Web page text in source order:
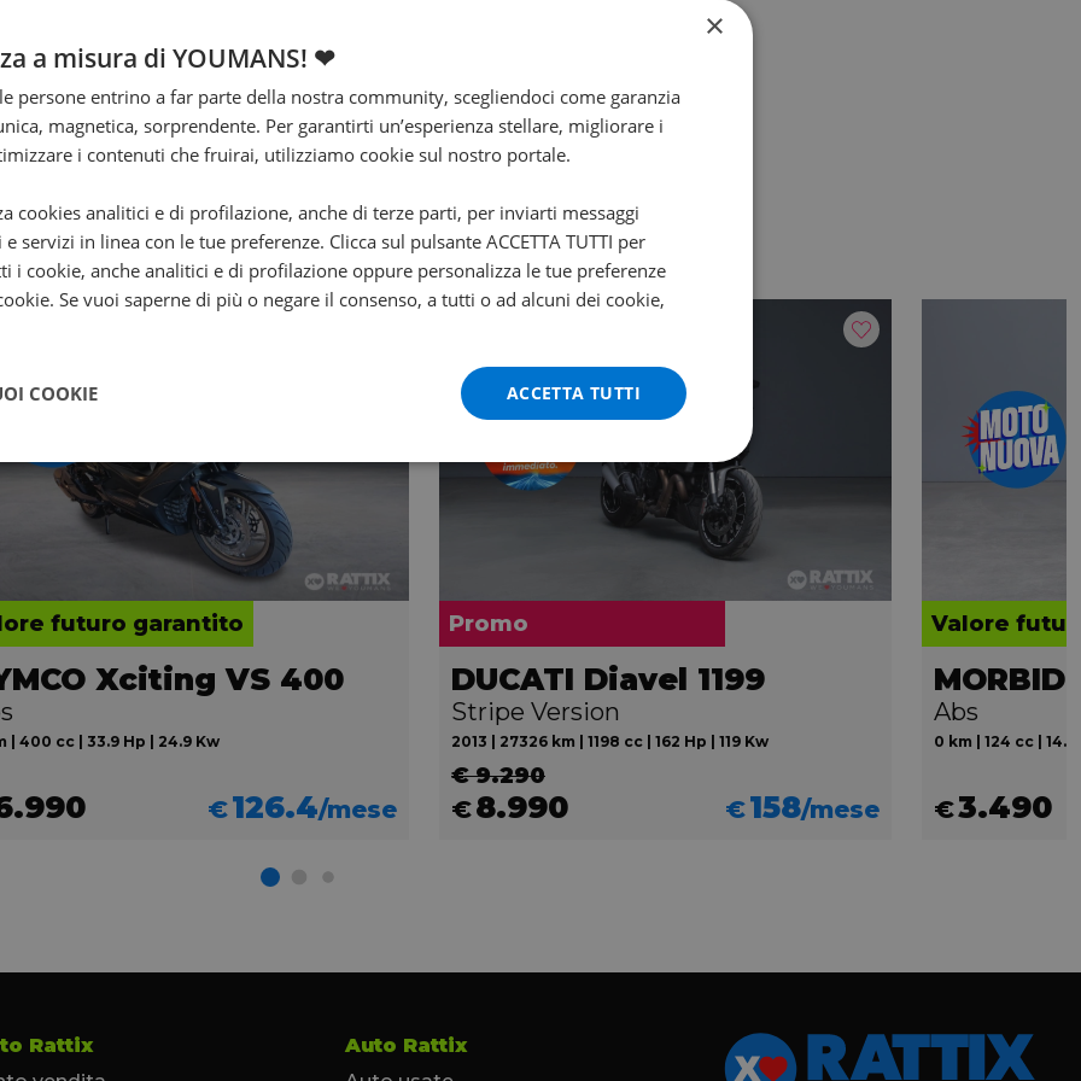
Coppia max
n.d.
Elettrico
Raffreddamento
Aria
futuro garantito
Xciting VS 400
| 400 cc | 33.9 Hp | 24.9 Kw
€126.4/mese
Promo
DUCATI Diavel 1199
Stripe Version
2013 | 27326 km | 1198 cc | 162 Hp | 119 Kw
€ 9.290
€8.990 €158/mese
Valore
Abs
0 km | 124 cc |
€3.490
Rattix
Auto Rattix
×
a misura di YOUMANS! ❤
persone entrino a far parte della nostra community, scegliendoci come garanzia
magnetica, sorprendente. Per garantirti un’esperienza stellare, migliorare i
i contenuti che fruirai, utilizziamo cookie sul nostro portale.
cookies analitici e di profilazione, anche di terze parti, per inviarti messaggi
servizi in linea con le tue preferenze. Clicca sul pulsante ACCETTA TUTTI per
i cookie, anche analitici e di profilazione oppure personalizza le tue preferenze
Se vuoi saperne di più o negare il consenso, a tutti o ad alcuni dei cookie,
ACCETTA TUTTI
COOKIE